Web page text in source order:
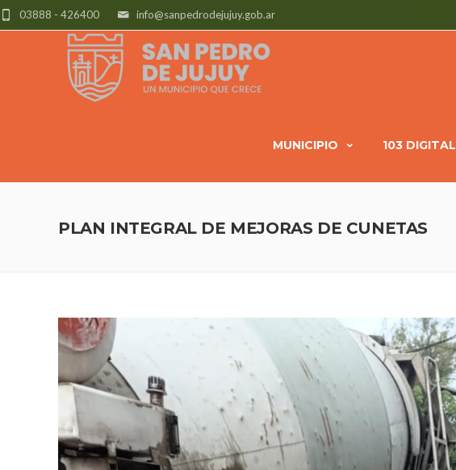
info@sanpedrodejujuy.gob.ar
03888 - 426400
MUNICIPIO 103 DIGITAL
PLAN INTEGRAL DE MEJORAS DE CUNETAS